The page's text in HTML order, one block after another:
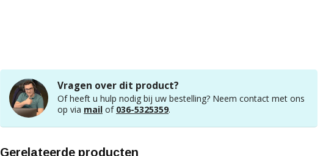
Vragen over dit product?
Of heeft u hulp nodig bij uw bestelling? Neem contact met ons
op via mail of 036-5325359.
Gerelateerde producten